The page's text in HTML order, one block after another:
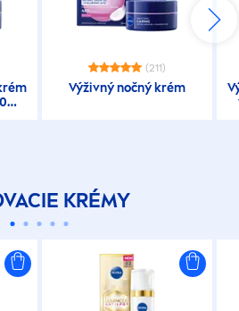
(211)
Výživný nočný krém
KRÉMY